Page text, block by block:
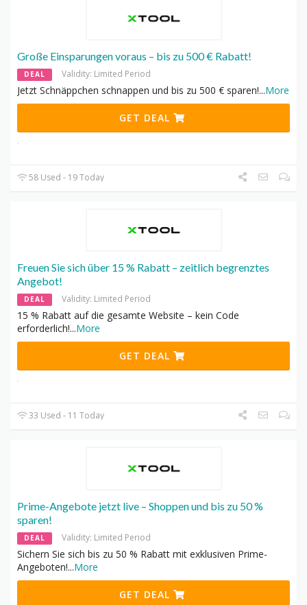
Große Einsparungen voraus – bis zu 500 € Rabatt!
DEAL Validity: Limited Period
Jetzt Schnäppchen schnappen und bis zu 500 € sparen!...More
GET DEAL
58 Used - 19 Today
Freuen Sie sich über 15 % Rabatt – zeitlich begrenztes
Angebot!
DEAL Validity: Limited Period
15 % Rabatt auf die gesamte Website – kein Code
erforderlich!...More
GET DEAL
33 Used - 11 Today
Prime-Angebote jetzt live – Shoppen und bis zu 50 %
sparen!
DEAL Validity: Limited Period
Sichern Sie sich bis zu 50 % Rabatt mit exklusiven Prime-
Angeboten!...More
GET DEAL